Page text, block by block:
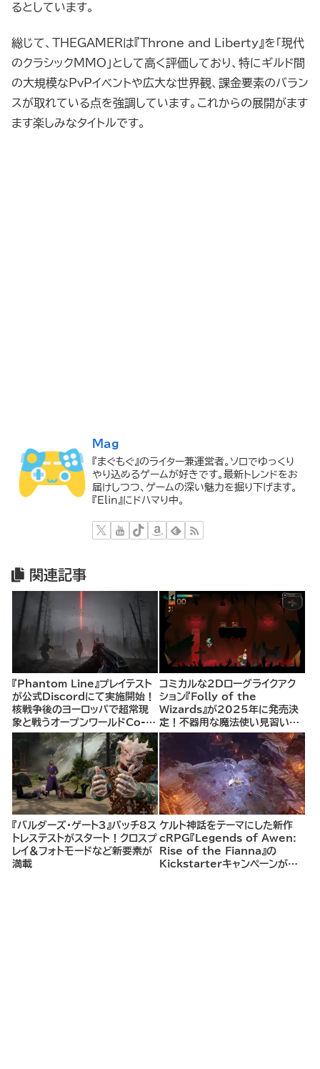
るとしています。
総じて、THEGAMERは『Throne and Liberty』を「現代
のクラシックMMO」として高く評価しており、特にギルド間
の大規模なPvPイベントや広大な世界観、課金要素のバラン
スが取れている点を強調しています。これからの展開がます
ます楽しみなタイトルです。
Mag
『まぐもぐ』のライター兼運営者。ソロでゆっくり
やり込めるゲームが好きです。最新トレンドをお
届けしつつ、ゲームの深い魅力を掘り下げます。
『Elin』にドハマり中。
関連記事
『Phantom Line』プレイテスト
が公式Discordにて実施開始！
核戦争後のヨーロッパで超常現
象と戦うオープンワールドCo-
opシューター
コミカルな2Dローグライクアク
ション『Folly of the
Wizards』が2025年に発売決
定！不器用な魔法使い見習いと
して、ランダム生成ダンジョンを
探索し、世界を救う冒険へ。
『バルダーズ・ゲート3』パッチ8ス
トレステストがスタート！クロスプ
レイ＆フォトモードなど新要素が
満載
ケルト神話をテーマにした新作
cRPG『Legends of Awen:
Rise of the Fianna』の
Kickstarterキャンペーンがま